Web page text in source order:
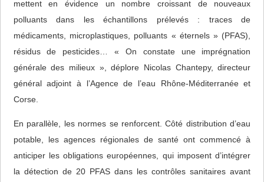
mettent en évidence un nombre croissant de nouveaux
polluants dans les échantillons prélevés : traces de
médicaments, microplastiques, polluants « éternels » (PFAS),
résidus de pesticides… « On constate une imprégnation
générale des milieux », déplore Nicolas Chantepy, directeur
général adjoint à l’Agence de l’eau Rhône-Méditerranée et
Corse.
En parallèle, les normes se renforcent. Côté distribution d’eau
potable, les agences régionales de santé ont commencé à
anticiper les obligations européennes, qui imposent d’intégrer
la détection de 20 PFAS dans les contrôles sanitaires avant